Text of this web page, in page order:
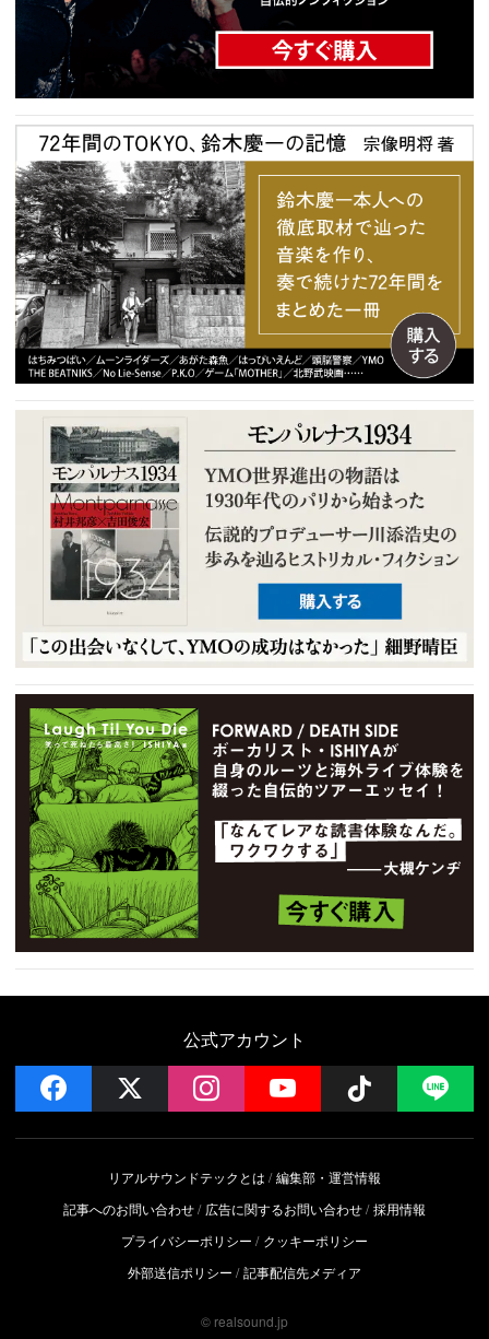
公式アカウント
facebook instagramYouTube Follow
リアルサウンドテックとは
編集部・運営情報
記事へのお問い合わせ
広告に関するお問い合わせ 採用情報
プライバシーポリシー
クッキーポリシー
外部送信ポリシー
記事配信先メディア
© realsound.jp